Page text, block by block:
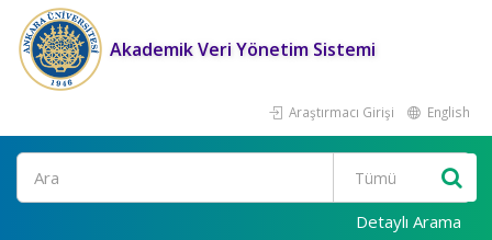
Akademik Veri Yönetim Sistemi
Araştırmacı Girişi English
Ara
Detaylı Arama